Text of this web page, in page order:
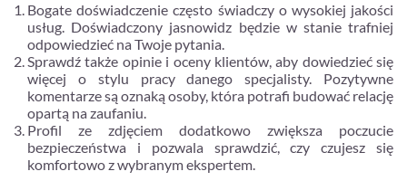
Bogate doświadczenie często świadczy o wysokiej jakości
usług. Doświadczony jasnowidz będzie w stanie trafniej
odpowiedzieć na Twoje pytania.
Sprawdź także opinie i oceny klientów, aby dowiedzieć się
więcej o stylu pracy danego specjalisty. Pozytywne
komentarze są oznaką osoby, która potrafi budować relację
opartą na zaufaniu.
Profil ze zdjęciem dodatkowo zwiększa poczucie
bezpieczeństwa i pozwala sprawdzić, czy czujesz się
komfortowo z wybranym ekspertem.